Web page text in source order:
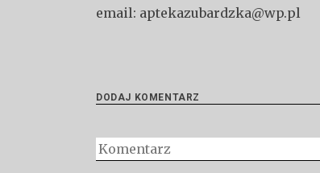
email: aptekazubardzka@wp.pl
DODAJ KOMENTARZ